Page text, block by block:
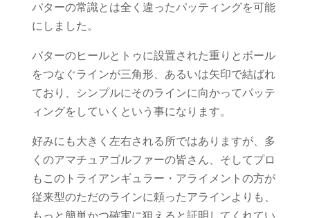
パターの常識とは全く違ったパッティングを可能
にしました。
パターのヒールとトゥに設置された重りとボール
をつなぐラインが三角形、あるいは矢印で結ばれ
ており、シンプルにそのラインに向かってパッテ
ィングをしていくという事になります。
好みにも大きく左右される所ではありますが、多
くのアマチュアゴルファーの皆さん、そしてプロ
もこのトライアンギュラー・アライメントの方が
従来型のただのラインに頼ったアラインよりも、
もっと簡単かつ確実に狙えると証明してくれてい